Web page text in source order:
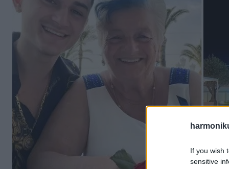
If you wish
sensitive